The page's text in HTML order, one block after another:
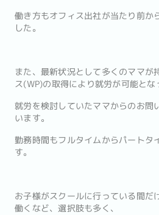
働き方もオフィス出社が当たり前か
した。
また、最新状況として多くのママが
ス(WP)の取得により就労が可能とな
就労を検討していたママからのお問
います。
勤務時間もフルタイムからパートタ
す。
お子様がスクールに行っている間だ
働くなど、選択肢も多く、